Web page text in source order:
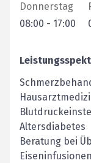
Donnerstag
08:00 - 17:00
Altersdiabetes
Beratung bei
Eiseninfusionen